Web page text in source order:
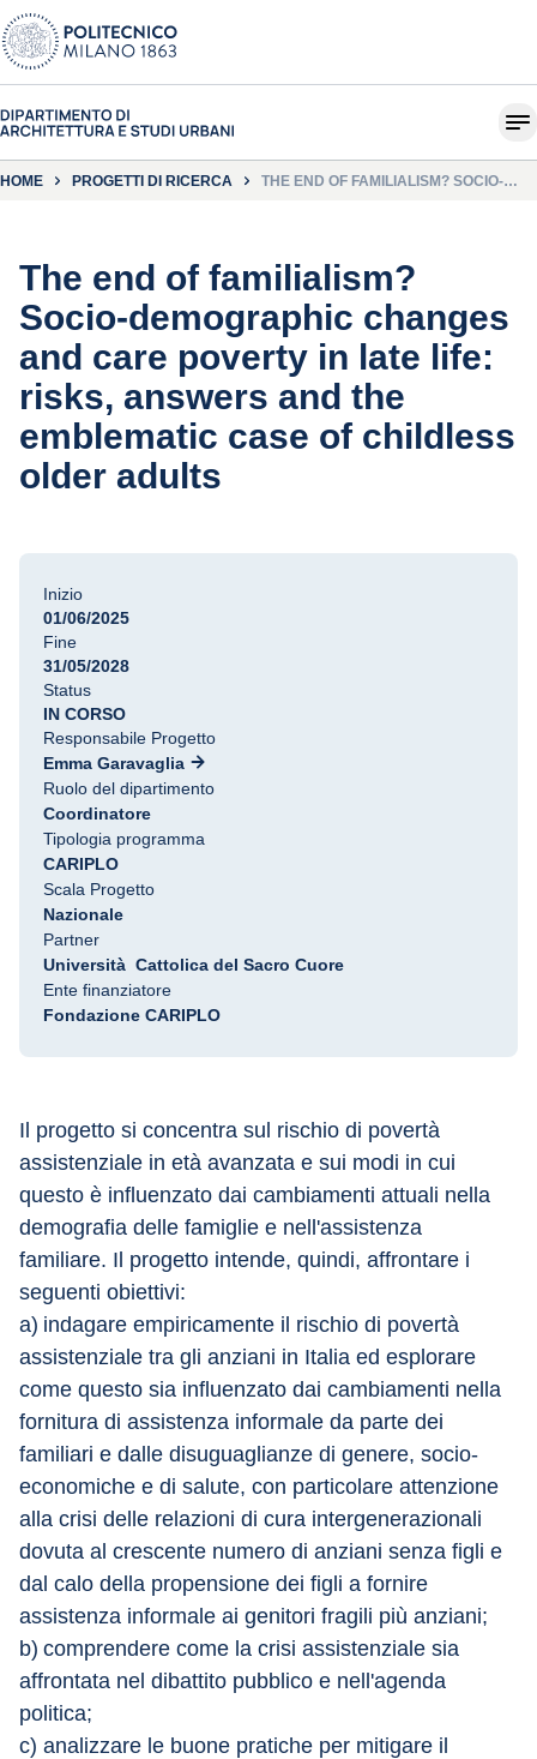
HOME PROGETTI DI RICERCA
THE END OF FAMILIALISM? SOCIO-
The end of familialism?
Socio-demographic changes
and care poverty in late life:
risks, answers and the
emblematic case of childless
older adults
Inizio
01/06/2025
Fine
31/05/2028
Status
IN CORSO
Responsabile Progetto
Emma Garavaglia
Ruolo del dipartimento
Coordinatore
Tipologia programma
CARIPLO
Scala Progetto
Nazionale
Partner
Università Cattolica del Sacro Cuore
Ente finanziatore
Fondazione CARIPLO
Il progetto si concentra sul rischio di povertà
assistenziale in età avanzata e sui modi in cui
questo è influenzato dai cambiamenti attuali nella
demografia delle famiglie e nell'assistenza
familiare. Il progetto intende, quindi, affrontare i
seguenti obiettivi:
a)	indagare empiricamente il rischio di povertà
assistenziale tra gli anziani in Italia ed esplorare
come questo sia influenzato dai cambiamenti nella
fornitura di assistenza informale da parte dei
familiari e dalle disuguaglianze di genere, socio-
economiche e di salute, con particolare attenzione
alla crisi delle relazioni di cura intergenerazionali
dovuta al crescente numero di anziani senza figli e
dal calo della propensione dei figli a fornire
assistenza informale ai genitori fragili più anziani;
b)	comprendere come la crisi assistenziale sia
affrontata nel dibattito pubblico e nell'agenda
politica;
c)	analizzare le buone pratiche per mitigare il